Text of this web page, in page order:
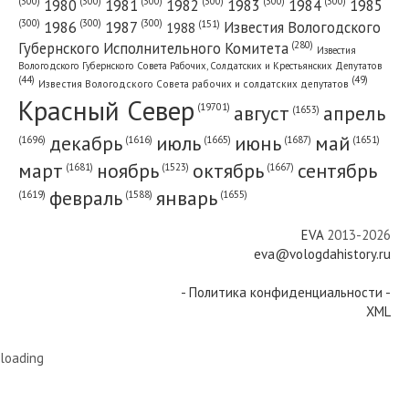
1980 1981 1982 1983 1984 1985
(300) 1986 (300) 1987 (300) 1988 (151) Известия Вологодского
Губернского Исполнительного Комитета (280) Известия
Вологодского Губернского Совета Рабочих, Солдатских и Крестьянских Депутатов
(44) Известия Вологодского Совета рабочих и солдатских депутатов (49)
Красный Cевер (19701) август (1653) апрель
(1696) декабрь (1616) июль (1665) июнь (1687) май (1651)
март (1681) ноябрь (1523) октябрь (1667) сентябрь
(1619) февраль (1588) январь (1655)
EVA2013-2026
eva@vologdahistory.ru
- Политика конфиденциальности -
XML
loading